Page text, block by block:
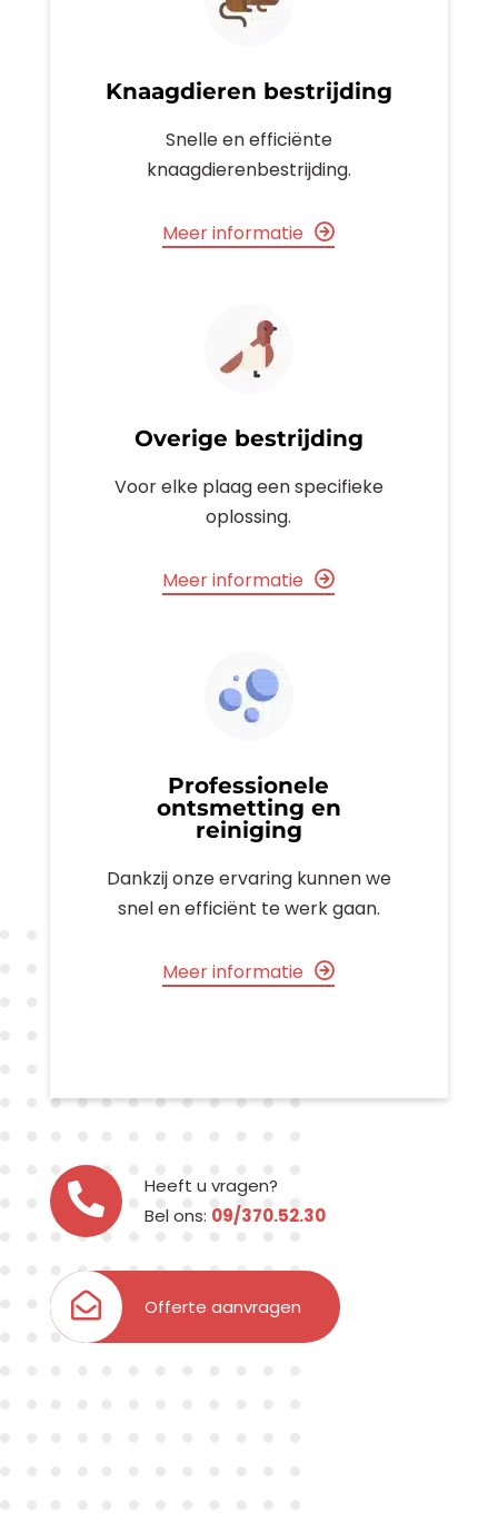
Knaagdieren bestrijding
Snelle en efficiënte
knaagdierenbestrijding.
Meer informatie
Overige bestrijding
Voor elke plaag een specifieke
oplossing.
Meer informatie
Professionele
ontsmetting en
reiniging
Dankzij onze ervaring kunnen we
snel en efficiënt te werk gaan.
Meer informatie
Heeft u vragen?
Bel ons: 09/370.52.30
Offerte aanvragen